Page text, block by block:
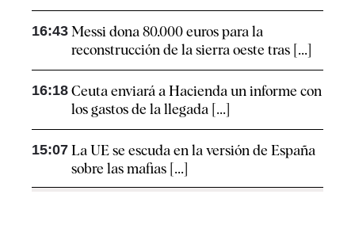
16:43 Messi dona 80.000 euros para la
reconstrucción de la sierra oeste tras [...]
16:18 Ceuta enviará a Hacienda un informe con
los gastos de la llegada [...]
15:07 La UE se escuda en la versión de España
sobre las mafias [...]